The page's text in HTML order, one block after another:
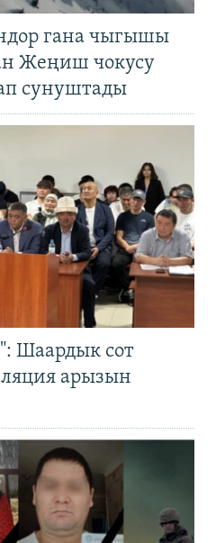
гана чыгышы
Жеңиш чокусу
сунуштады
Шаардык сот
арызын